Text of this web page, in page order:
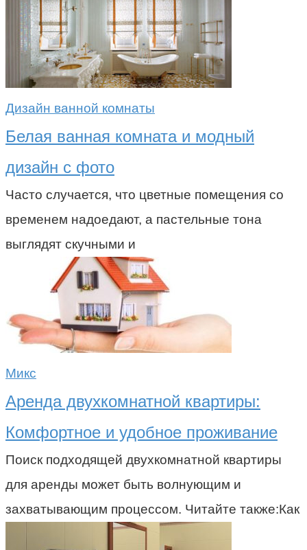
Дизайн ванной комнаты
Белая ванная комната и модный
дизайн с фото
Часто случается, что цветные помещения со
временем надоедают, а пастельные тона
выглядят скучными и
Микс
Аренда двухкомнатной квартиры:
Комфортное и удобное проживание
Поиск подходящей двухкомнатной квартиры
для аренды может быть волнующим и
захватывающим процессом. Читайте также:Как